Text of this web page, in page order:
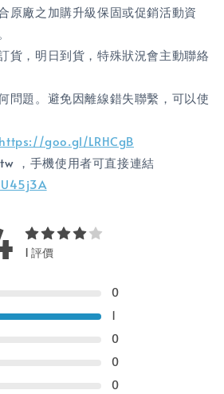
原廠之加購升級保固或促銷活動資
貨，明日到貨，特殊狀況會主動聯絡
問題。避免因離線錯失聯繫，可以使
https://goo.gl/LRHCgB
，手機使用者可直接連結
1 評價
0
1
0
0
0